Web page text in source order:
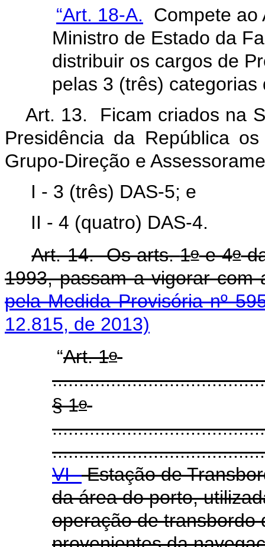
“Art. 18-A. Compete ao
Ministro de Estado da
distribuir os cargos de
pelas 3 (três) categorias
Art. 13. Ficam criados na
Presidência da República
Grupo-Direção e
I - 3 (três) DAS-5; e
II - 4 (quatro) DAS-4.
Art. 14. Os arts.1oe 4o
1993, passam a vigorar com
pela Medida Provisória nº
12.815, de 2013)
“Art. 1o
§ 1o
VI -Estação de
da área do porto,
operação de transbordo